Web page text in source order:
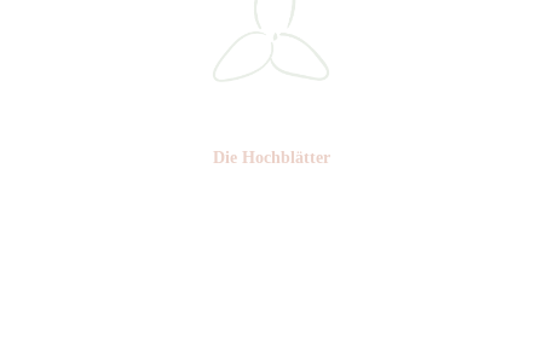
Die Hochblätter